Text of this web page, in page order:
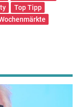
Top Tipp